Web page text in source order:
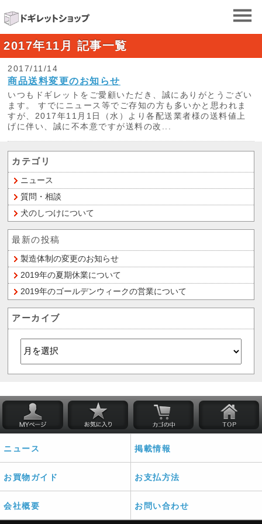
2017年11月 記事一覧
2017/11/14
商品送料変更のお知らせ
いつもドギレットをご愛顧いただき、誠にありがとうござい
ます。 すでにニュース等でご存知の方も多いかと思われま
すが、2017年11月1日（水）より各配送業者様の送料値上
げに伴い、誠に不本意ですが送料の改...
カテゴリ
ニュース
質問・相談
犬のしつけについて
最新の投稿
製造体制の変更のお知らせ
2019年の夏期休業について
2019年のゴールデンウィークの営業について
アーカイブ
ニュース 掲載情報
お買物ガイド お支払方法
会社概要 お問い合わせ